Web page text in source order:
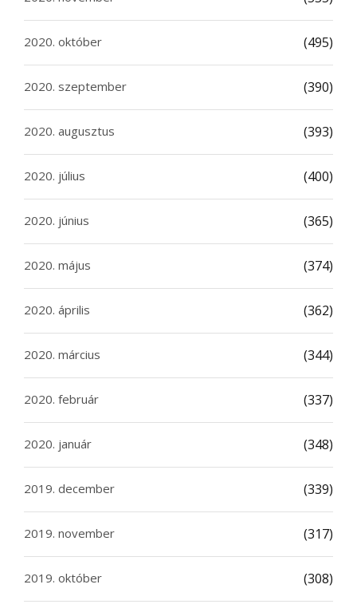
2020. október (495)
2020. szeptember (390)
2020. augusztus (393)
2020. július (400)
2020. június (365)
2020. május (374)
2020. április (362)
2020. március (344)
2020. február (337)
2020. január (348)
2019. december (339)
2019. november (317)
2019. október (308)